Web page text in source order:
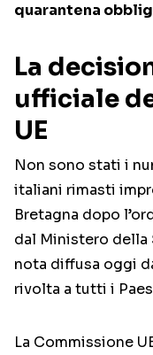
quarantena
La
ufficiale
UE
Non sono stati i
italiani rimasti
Bretagna dopo
dal Ministero della
nota diffusa oggi
rivolta a tutti i
La Commissione